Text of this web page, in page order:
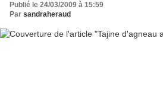
Publié le 24/03/2009 à 15:59
Par sandraheraud